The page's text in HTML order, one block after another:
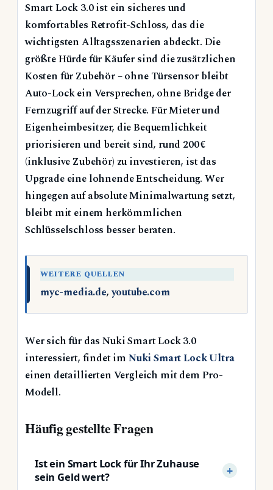
Smart Lock 3.0 ist ein sicheres und
komfortables Retrofit-Schloss, das die
wichtigsten Alltagsszenarien abdeckt. Die
größte Hürde für Käufer sind die zusätzlichen
Kosten für Zubehör – ohne Türsensor bleibt
Auto-Lock ein Versprechen, ohne Bridge der
Fernzugriff auf der Strecke. Für Mieter und
Eigenheimbesitzer, die Bequemlichkeit
priorisieren und bereit sind, rund 200 €
(inklusive Zubehör) zu investieren, ist das
Upgrade eine lohnende Entscheidung. Wer
hingegen auf absolute Minimalwartung setzt,
bleibt mit einem herkömmlichen
Schlüsselschloss besser beraten.
WEITERE QUELLEN
myc-media.de,youtube.com
Wer sich für das Nuki Smart Lock 3.0
interessiert, findet im Nuki Smart Lock Ultra
einen detaillierten Vergleich mit dem Pro-
Modell.
Häufig gestellte Fragen
Ist ein Smart Lock für Ihr Zuhause
sein Geld wert?